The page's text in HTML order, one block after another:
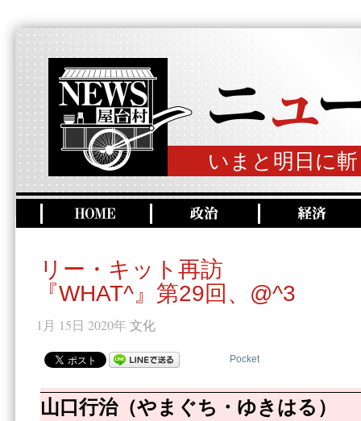
いまと明日に
リー・キット再訪
『WHAT^』第29回、@^3
1月 15日 2020年 文化
Pocket
山口行治（やまぐち・ゆきはる）